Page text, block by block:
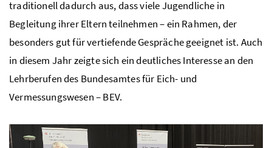
traditionell dadurch aus, dass viele Jugendliche in
Begleitung ihrer Eltern teilnehmen – ein Rahmen, der
besonders gut für vertiefende Gespräche geeignet ist. Auch
in diesem Jahr zeigte sich ein deutliches Interesse an den
Lehrberufen des Bundesamtes für Eich- und
Vermessungswesen – BEV.